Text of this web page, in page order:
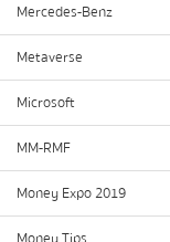
Mercedes-Benz
Metaverse
Microsoft
MM-RMF
Money Expo 2019